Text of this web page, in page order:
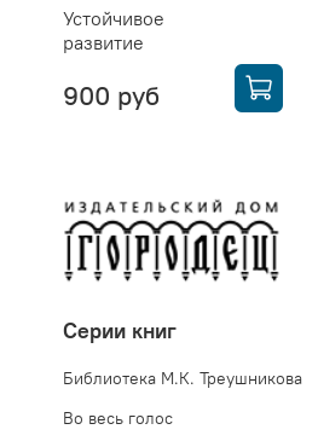
Устойчивое
развитие
900 руб
Серии книг
Библиотека М.К. Треушникова
Во весь голос